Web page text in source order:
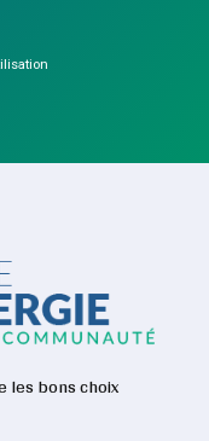
les bons choix